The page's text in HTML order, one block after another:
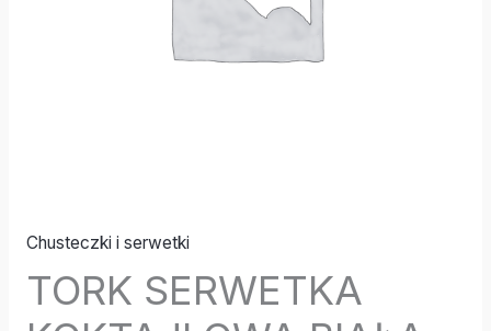
Chusteczki i serwetki
TORK SERWETKA